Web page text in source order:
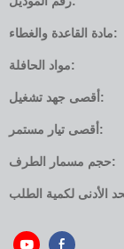
مادة القاعدة والغطاء:
مواد الحافلة:
أقصى جهد تشغيل:
أقصى تيار مستمر:
حجم مسمار الطرف: